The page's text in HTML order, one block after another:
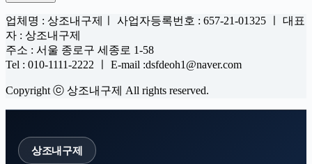
업체명 : 상조내구제ㅣ 사업자등록번호 : 657-21-01325 ㅣ 대표
자 : 상조내구제
주소 : 서울 종로구 세종로 1-58
Tel : 010-1111-2222 ㅣ E-mail :dsfdeoh1@naver.com
Copyright ⓒ 상조내구제 All rights reserved.
상조내구제